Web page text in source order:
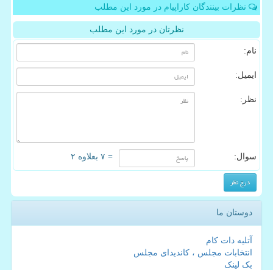
نظرات بینندگان کاراپیام در مورد این مطلب
نظرتان در مورد این مطلب
نام:
ایمیل:
نظر:
سوال: = ۷ بعلاوه ۲
دوستان ما
آتلیه دات کام
انتخابات مجلس ، کاندیدای مجلس
بک لینک